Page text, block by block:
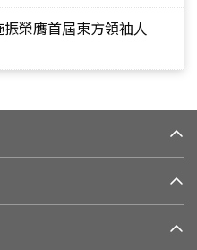
榮膺首屆東方領袖人